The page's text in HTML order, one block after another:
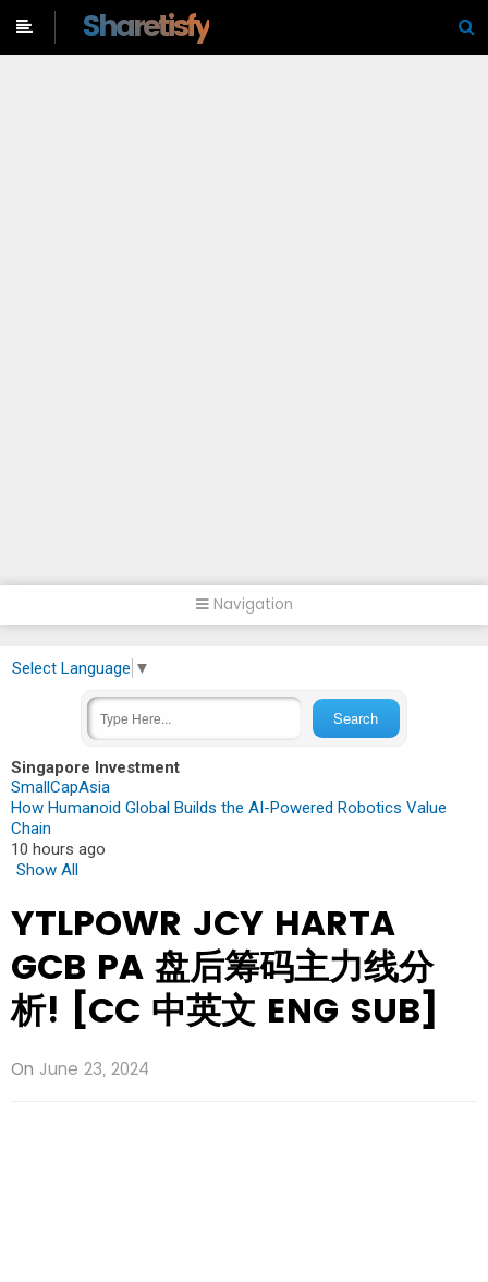
Sharetisfy
Navigation
Select Language ▼
Singapore Investment
SmallCapAsia
How Humanoid Global Builds the AI-Powered Robotics Value
Chain
10 hours ago
Show All
YTLPOWR JCY HARTA
GCB PA 盘后筹码主力线分
析! [CC 中英文 ENG SUB]
On June 23, 2024